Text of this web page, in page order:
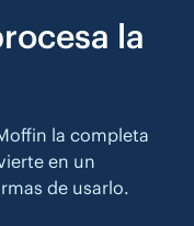
la
la completa
en un
de usarlo.